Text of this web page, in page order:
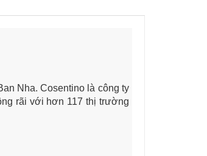
Nha. Cosentino là công ty
rãi với hơn 117 thị trường